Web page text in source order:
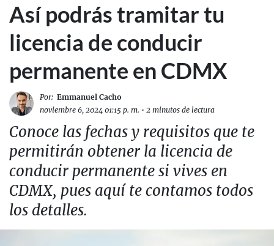
Así podrás tramitar tu
licencia de conducir
permanente en CDMX
Por: Emmanuel Cacho
noviembre 6, 2024 01:15 p. m. • 2 minutos de lectura
Conoce las fechas y requisitos que te
permitirán obtener la licencia de
conducir permanente si vives en
CDMX, pues aquí te contamos todos
los detalles.